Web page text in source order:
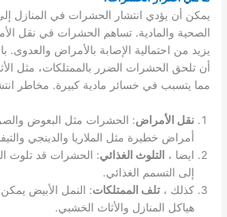
يمكن أن يؤدي انتشار الحشرات في المنازل
الصحية والمادية. تساهم الحشرات في نقل
يزيد من احتمالية الإصابة بالأمراض والعدوى.
أن تلحق الحشرات الضرر بالممتلكات، مثل
مما يتسبب في خسائر مادية كبيرة. مخاطر
نقل الأمراض: الحشرات مثل البعوض
أمراض خطيرة مثل الملاريا والدينجي
ايضا ، التلوث الغذائي: الحشرات قد تلوث
إلى التسمم الغذائي.
كذلك ،تلف الممتلكات: النمل الأبيض
هياكل المنازل والأثاث الخشبي.